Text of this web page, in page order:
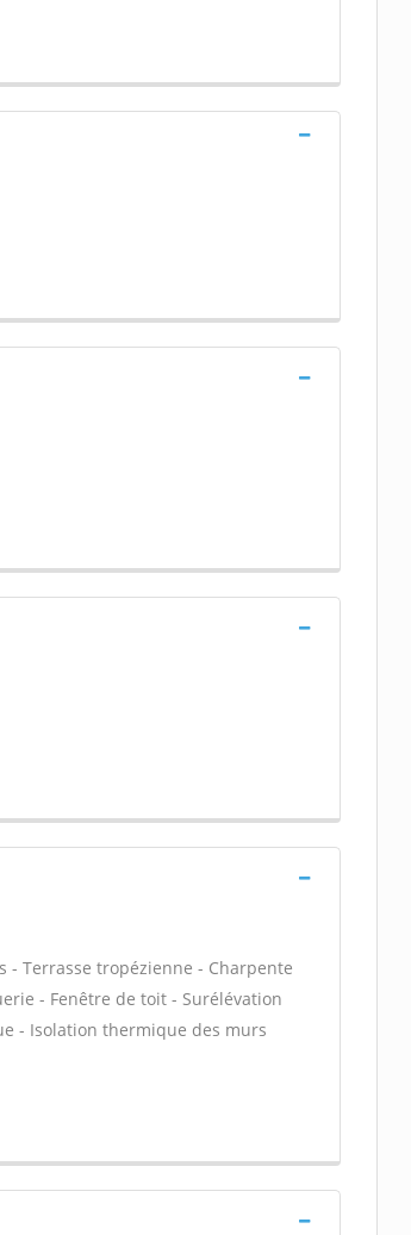
- Terrasse tropézienne - Charpente
- Fenêtre de toit - Surélévation
- Isolation thermique des murs